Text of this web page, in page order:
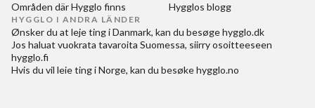
Områden där Hygglo finns
Hygglos blogg
HYGGLO I ANDRA LÄNDER
Ønsker du at leje ting i Danmark, kan du besøgehygglo.dk
Jos haluat vuokrata tavaroita Suomessa, siirry osoitteeseen
hygglo.fi
Hvis du vil leie ting i Norge, kan du besøkehygglo.no